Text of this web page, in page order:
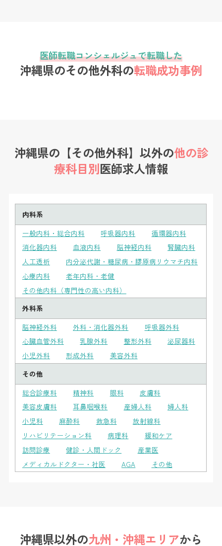
医師転職コンシェルジュで転職した
沖縄県のその他外科の転職成功事例
沖縄県の【その他外科】以外の他の診
療科目別医師求人情報
内科系
一般内科・総合内科
呼吸器内科
循環器内科
消化器内科
血液内科 脳神経内科
腎臓内科
人工透析
内分泌代謝・糖尿病・膠原病リウマチ内科
心療内科
老年内科・老健
その他内科（専門性の高い内科）
外科系
脳神経外科
外科・消化器外科
呼吸器外科
心臓血管外科
乳腺外科 整形外科
泌尿器科
小児外科
形成外科
美容外科
その他
総合診療科
精神科 眼科
皮膚科
美容皮膚科
耳鼻咽喉科 産婦人科
婦人科
小児科
麻酔科 救急科
放射線科
リハビリテーション科
病理科
緩和ケア
訪問診療
健診・人間ドック
産業医
メディカルドクター・社医
AGA その他
沖縄県以外の九州・沖縄エリアから